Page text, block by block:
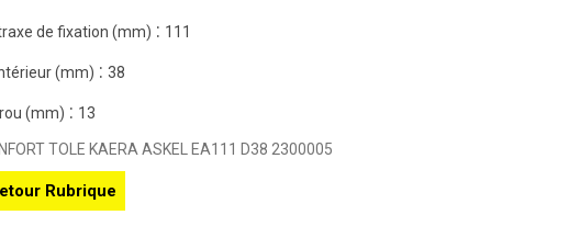
de fixation (mm) : 111
(mm) : 38
(mm) : 13
TOLE KAERA ASKEL EA111 D38 2300005
Rubrique